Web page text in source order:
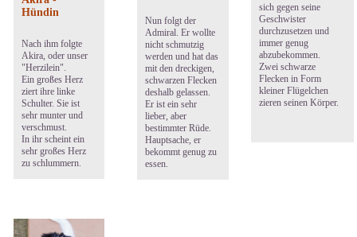
Hündin
Nach ihm folgte
Akira, oder unser
"Herzilein".
Ein großes Herz
ziert ihre linke
Schulter. Sie ist
sehr munter und
verschmust.
In ihr scheint ein
sehr großes Herz
zu schlummern.
Nun folgt der
Admiral. Er wollte
nicht schmutzig
werden und hat das
mit den dreckigen,
schwarzen Flecken
deshalb gelassen.
Er ist ein sehr
lieber, aber
bestimmter Rüde.
Hauptsache, er
bekommt genug zu
essen.
sich gegen seine
Geschwister
durchzusetzen und
immer genug
abzubekommen.
Zwei schwarze
Flecken in Form
kleiner Flügelchen
zieren seinen Körper.